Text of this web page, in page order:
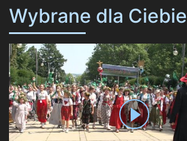
Wybrane dla Ciebie